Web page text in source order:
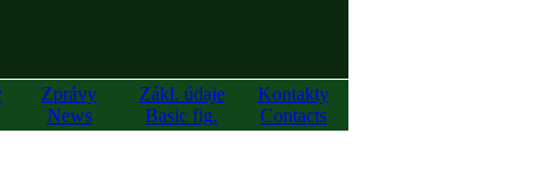
Zprávy
News
Zákl. údaje
Basic fig.
Kontakty
Contacts